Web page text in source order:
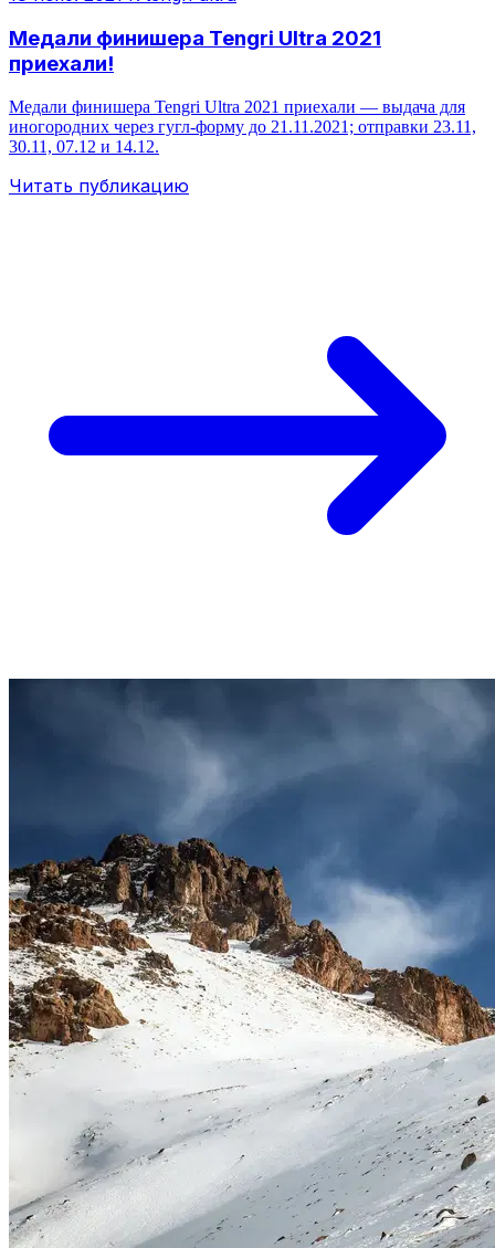
Медали финишера Tengri Ultra 2021
приехали!
Медали финишера Tengri Ultra 2021 приехали — выдача для
иногородних через гугл‑форму до 21.11.2021; отправки 23.11,
30.11, 07.12 и 14.12.
Читать публикацию